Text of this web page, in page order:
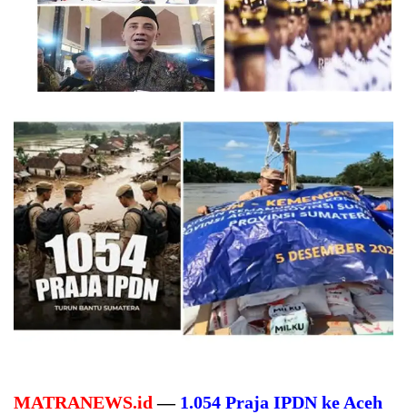
MATRANEWS.id — 1.054 Praja IPDN ke Aceh